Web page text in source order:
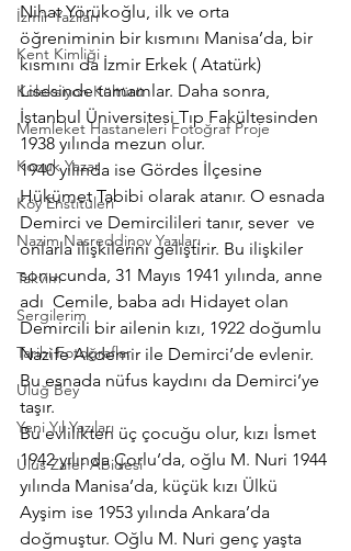
İzmir Yazıları
Kent Kimliği
Koleksiyon Kültürü
Memleket Hastaneleri Fotoğraf Proje
Konuk Yazar
Köy Enstitüleri
Nazim Nasreddinov Yazıları
Takvim
Sergilerim
Tarihi Fotoğraflar
Uluğ Bey
Yeni Yıl Yazıları
Ulus Zafer Abidesi
Nihat Yörükoğlu, ilk ve orta
öğreniminin bir kısmını Manisa’da, bir
kısmını da İzmir Erkek ( Atatürk)
Lisesinde tamamlar. Daha sonra,
İstanbul Üniversitesi Tıp Fakültesinden
1938 yılında mezun olur.
1940 yılında ise Gördes İlçesine
Hükümet Tabibi olarak atanır. O esnada
Demirci ve Demircilileri tanır, sever  ve
onlarla ilişkilerini geliştirir. Bu ilişkiler
sonucunda, 31 Mayıs 1941 yılında, anne
adı  Cemile, baba adı Hidayet olan
Demircili bir ailenin kızı, 1922 doğumlu
Nazife Akdemir ile Demirci’de evlenir.
Bu esnada nüfus kaydını da Demirci’ye
taşır.
Bu evlilikten üç çocuğu olur, kızı İsmet
1942 yılında Çorlu’da, oğlu M. Nuri 1944
yılında Manisa’da, küçük kızı Ülkü
Ayşim ise 1953 yılında Ankara’da
doğmuştur. Oğlu M. Nuri genç yaşta